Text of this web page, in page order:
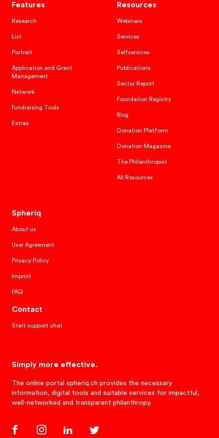
Features
Research
List
Portrait
Application and Grant
Management
Network
Fundraising Tools
Extras
Resources
Webinars
Services
Selfservices
Publications
Sector Report
Foundation Registry
Blog
Donation Platform
Donation Magazine
The Philanthropist
All Resources
Spheriq
About us
User Agreement
Privacy Policy
Imprint
FAQ
Contact
Start support chat
Simply more effective.
The online portal spheriq.ch provides the necessary
information, digital tools and suitable services for impactful,
well-networked and transparent philanthropy.